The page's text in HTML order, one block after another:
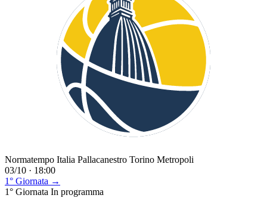
Normatempo Italia Pallacanestro Torino Metropoli
03/10 · 18:00
1° Giornata →
1° Giornata In programma